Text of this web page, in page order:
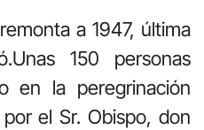
a 1947, última
150 personas
en la peregrinación
el Sr. Obispo, don